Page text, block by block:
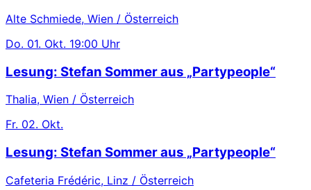
Alte Schmiede, Wien / Österreich
Do. 01. Okt. 19:00 Uhr
Lesung: Stefan Sommer aus „Partypeople“
Thalia, Wien / Österreich
Fr. 02. Okt.
Lesung: Stefan Sommer aus „Partypeople“
Cafeteria Frédéric, Linz / Österreich